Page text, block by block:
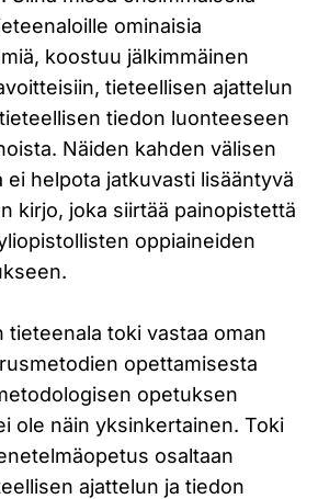
ominaisia
koostuu jälkimmäinen
tieteellisen ajattelun
tiedon luonteeseen
Näiden kahden välisen
helpota jatkuvasti lisääntyvä
kirjo, joka siirtää painopistettä
oppiaineiden
tieteenala toki vastaa oman
opettamisesta
opetuksen
ole näin yksinkertainen. Toki
osaltaan
ajattelun ja tiedon